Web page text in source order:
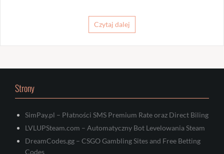
Czytaj dalej
Strony
SimPay.pl – Płatności SMS Premium Rate oraz Direct Biling
LVLUPSteam.com – Automatyczny Bot Levelowania Steam
DreamCodes.gg – CSGO Gambling Sites and Free Betting
Codes